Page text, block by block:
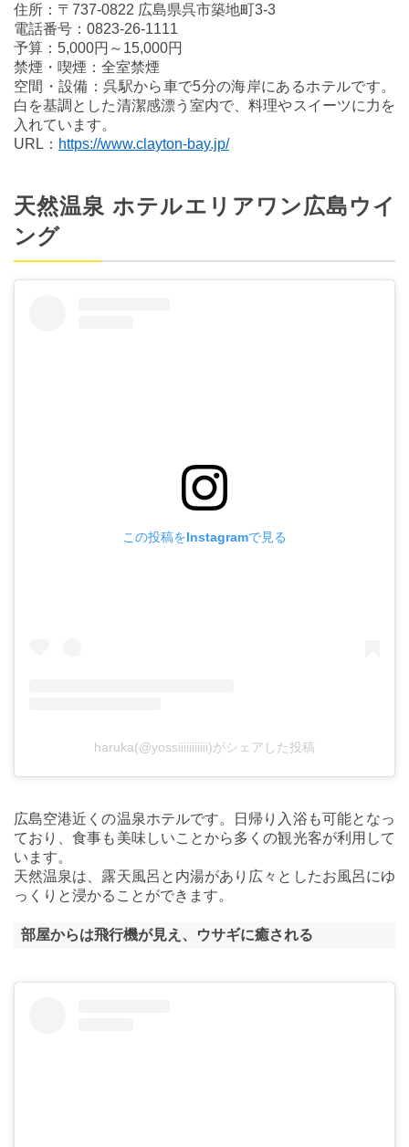
住所：〒737-0822 広島県呉市築地町3-3
電話番号：0823-26-1111
予算：5,000円～15,000円
禁煙・喫煙：全室禁煙
空間・設備：呉駅から車で5分の海岸にあるホテルです。
白を基調とした清潔感漂う室内で、料理やスイーツに力を
入れています。
URL： https://www.clayton-bay.jp/
天然温泉 ホテルエリアワン広島ウイ
ング
この投稿をInstagramで見る
haruka(@yossiiiiiiiiiii)がシェアした投稿
広島空港近くの温泉ホテルです。日帰り入浴も可能となっ
ており、食事も美味しいことから多くの観光客が利用して
います。
天然温泉は、露天風呂と内湯があり広々としたお風呂にゆ
っくりと浸かることができます。
部屋からは飛行機が見え、ウサギに癒される